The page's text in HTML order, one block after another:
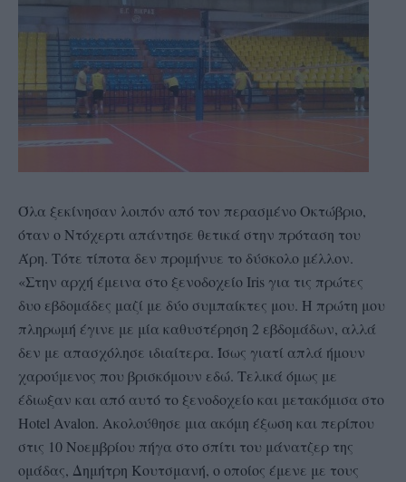
Όλα ξεκίνησαν λοιπόν από τον περασμένο Οκτώβριο,
όταν ο Ντόχερτι απάντησε θετικά στην πρόταση του
Άρη. Τότε τίποτα δεν προμήνυε το δύσκολο μέλλον.
«Στην αρχή έμεινα στο ξενοδοχείο Iris για τις πρώτες
δυο εβδομάδες μαζί με δύο συμπαίκτες μου. Η πρώτη μου
πληρωμή έγινε με μία καθυστέρηση 2 εβδομάδων, αλλά
δεν με απασχόλησε ιδιαίτερα. Ίσως γιατί απλά ήμουν
χαρούμενος που βρισκόμουν εδώ. Τελικά όμως με
έδιωξαν και από αυτό το ξενοδοχείο και μετακόμισα στο
Hotel Avalon. Ακολούθησε μια ακόμη έξωση και περίπου
στις 10 Νοεμβρίου πήγα στο σπίτι του μάνατζερ της
ομάδας, Δημήτρη Kουτσμανή, ο οποίος έμενε με τους